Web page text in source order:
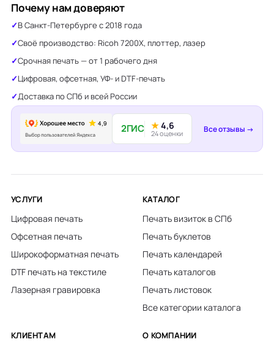
Почему нам доверяют
В Санкт-Петербурге с 2018 года
Своё производство: Ricoh 7200X, плоттер, лазер
Срочная печать — от 1 рабочего дня
Цифровая, офсетная, УФ- и DTF-печать
Доставка по СПб и всей России
2ГИС ★4,6
24 оценки Все отзывы →
УСЛУГИ
Цифровая печать
Офсетная печать
Широкоформатная печать
DTF печать на текстиле
Лазерная гравировка
КАТАЛОГ
Печать визиток в СПб
Печать буклетов
Печать календарей
Печать каталогов
Печать листовок
Все категории каталога
КЛИЕНТАМ О КОМПАНИИ